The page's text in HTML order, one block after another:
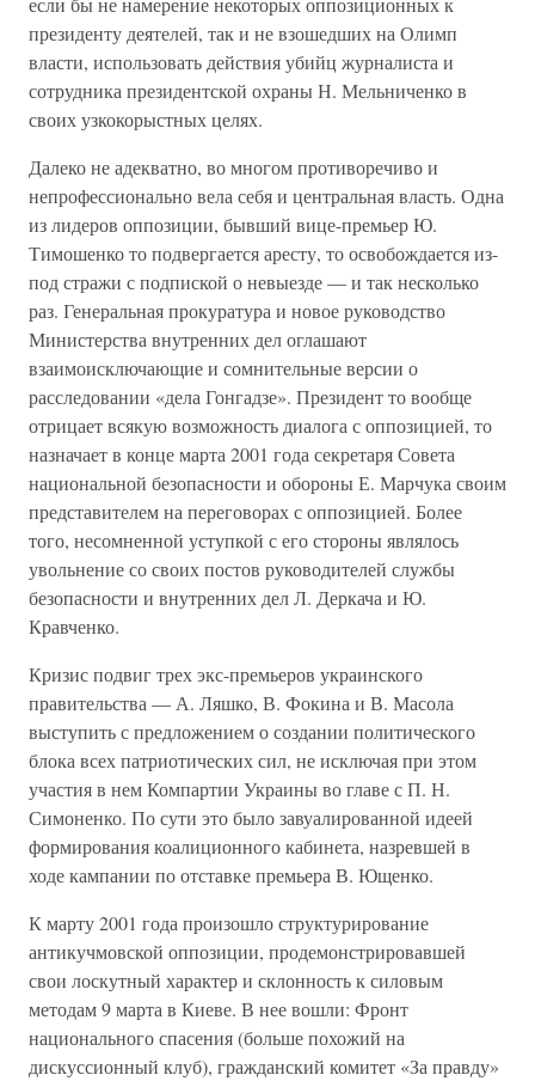
президенту деятелей, так и не взошедших на Олимп
власти, использовать действия убийц журналиста и
сотрудника президентской охраны Н. Мельниченко в
своих узкокорыстных целях.
Далеко не адекватно, во многом противоречиво и
непрофессионально вела себя и центральная власть. Одна
из лидеров оппозиции, бывший вице-премьер Ю.
Тимошенко то подвергается аресту, то освобождается из-
под стражи с подпиской о невыезде — и так несколько
раз. Генеральная прокуратура и новое руководство
Министерства внутренних дел оглашают
взаимоисключающие и сомнительные версии о
расследовании «дела Гонгадзе». Президент то вообще
отрицает всякую возможность диалога с оппозицией, то
назначает в конце марта 2001 года секретаря Совета
национальной безопасности и обороны Е. Марчука своим
представителем на переговорах с оппозицией. Более
того, несомненной уступкой с его стороны являлось
увольнение со своих постов руководителей службы
безопасности и внутренних дел Л. Деркача и Ю.
Кравченко.
Кризис подвиг трех экс-премьеров украинского
правительства — А. Ляшко, В. Фокина и В. Масола
выступить с предложением о создании политического
блока всех патриотических сил, не исключая при этом
участия в нем Компартии Украины во главе с П. Н.
Симоненко. По сути это было завуалированной идеей
формирования коалиционного кабинета, назревшей в
ходе кампании по отставке премьера В. Ющенко.
К марту 2001 года произошло структурирование
антикучмовской оппозиции, продемонстрировавшей
свои лоскутный характер и склонность к силовым
методам 9 марта в Киеве. В нее вошли: Фронт
национального спасения (больше похожий на
дискуссионный клуб), гражданский комитет «За правду»